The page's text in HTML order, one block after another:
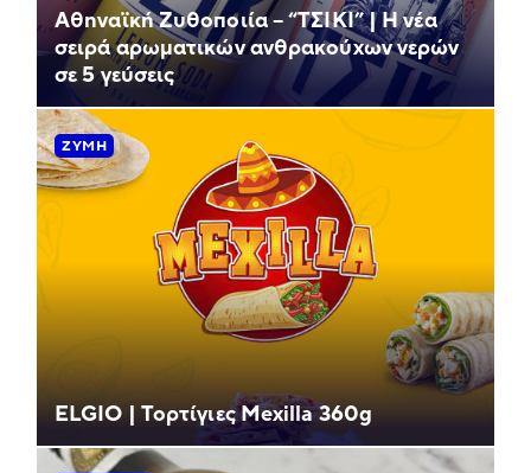
Αθηναϊκή Ζυθοποιία – “ΤΣΙΚΙ” | Η νέα
σειρά αρωματικών ανθρακούχων νερών
σε 5 γεύσεις
ΖΎΜΗ
ELGIO | Τορτίγιες Mexilla 360g